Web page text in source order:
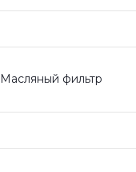
Масляный фильтр